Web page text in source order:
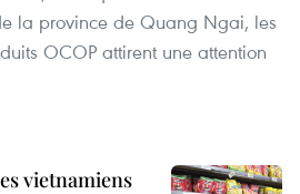
la province de Quang Ngai, les
OCOP attirent une attention
vietnamiens